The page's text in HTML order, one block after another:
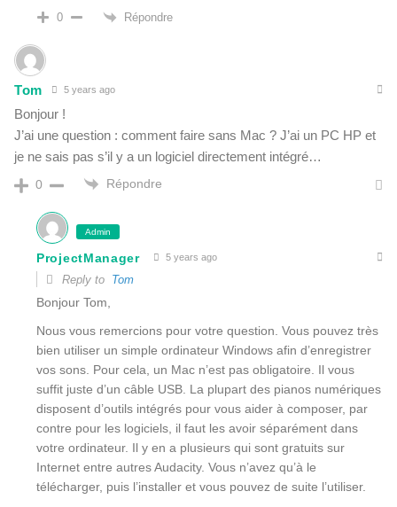
0 Répondre
Tom 5 years ago
Bonjour !
J’ai une question : comment faire sans Mac ? J’ai un PC HP et
je ne sais pas s’il y a un logiciel directement intégré…
0 Répondre
Admin
ProjectManager 5 years ago
Reply to Tom
Bonjour Tom,
Nous vous remercions pour votre question. Vous pouvez très
bien utiliser un simple ordinateur Windows afin d’enregistrer
vos sons. Pour cela, un Mac n’est pas obligatoire. Il vous
suffit juste d’un câble USB. La plupart des pianos numériques
disposent d’outils intégrés pour vous aider à composer, par
contre pour les logiciels, il faut les avoir séparément dans
votre ordinateur. Il y en a plusieurs qui sont gratuits sur
Internet entre autres Audacity. Vous n’avez qu’à le
télécharger, puis l’installer et vous pouvez de suite l’utiliser.